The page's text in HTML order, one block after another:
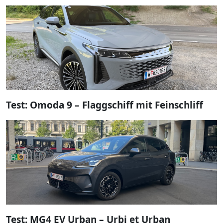
Test: Omoda 9 – Flaggschiff mit Feinschliff
Test: MG4 EV Urban – Urbi et Urban